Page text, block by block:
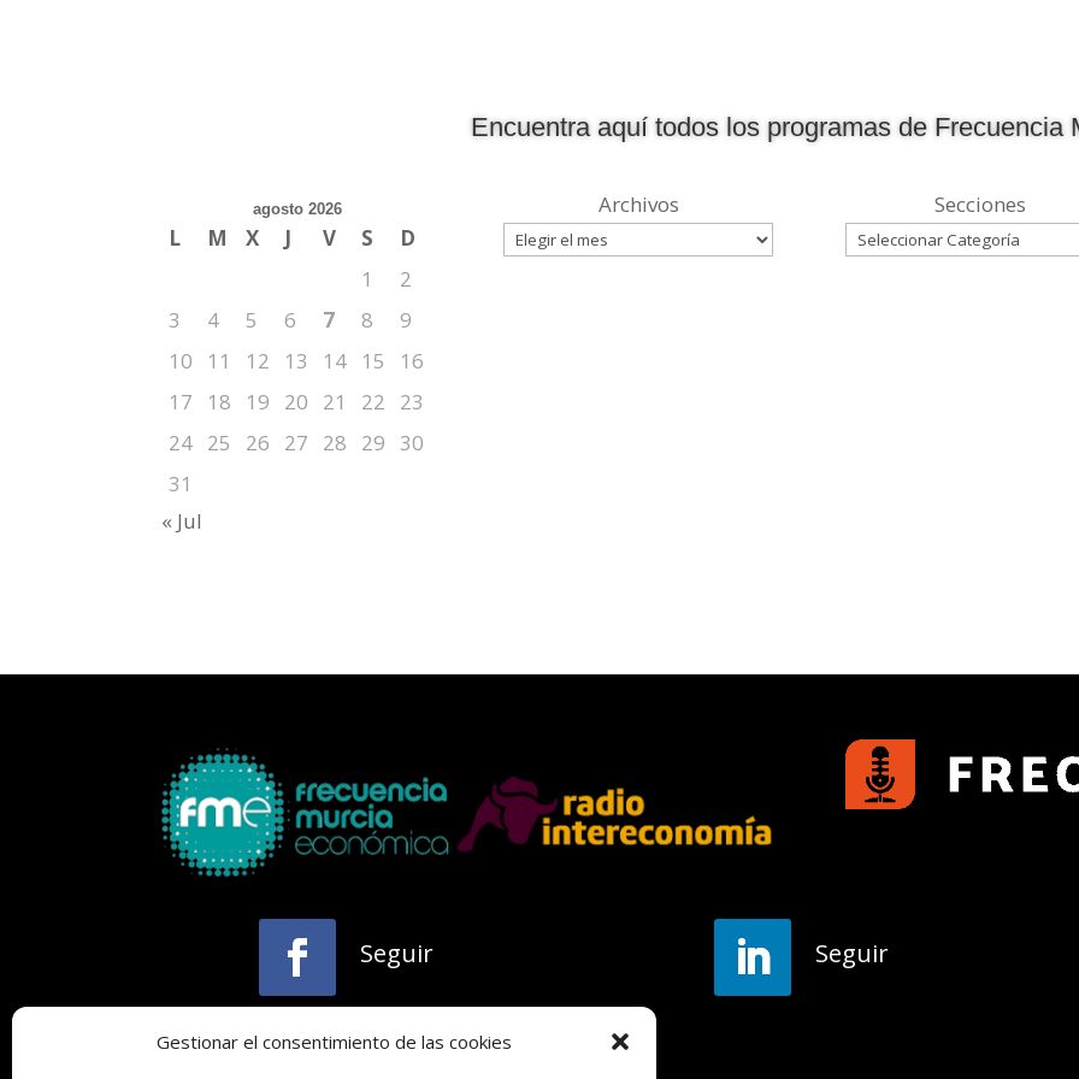
Gestionar el consentimiento de las cookies
Encuentra aquí todos los programas de Frecuencia
agosto 2026
L M X J V S
D
1
2
3
4 5 6 7 8
9
10
11 12 13 14 15
16
17
18 19 20 21 22
23
24 25 26 27 28 29 30
31
« Jul
Archivos Secciones
Seguir Seguir